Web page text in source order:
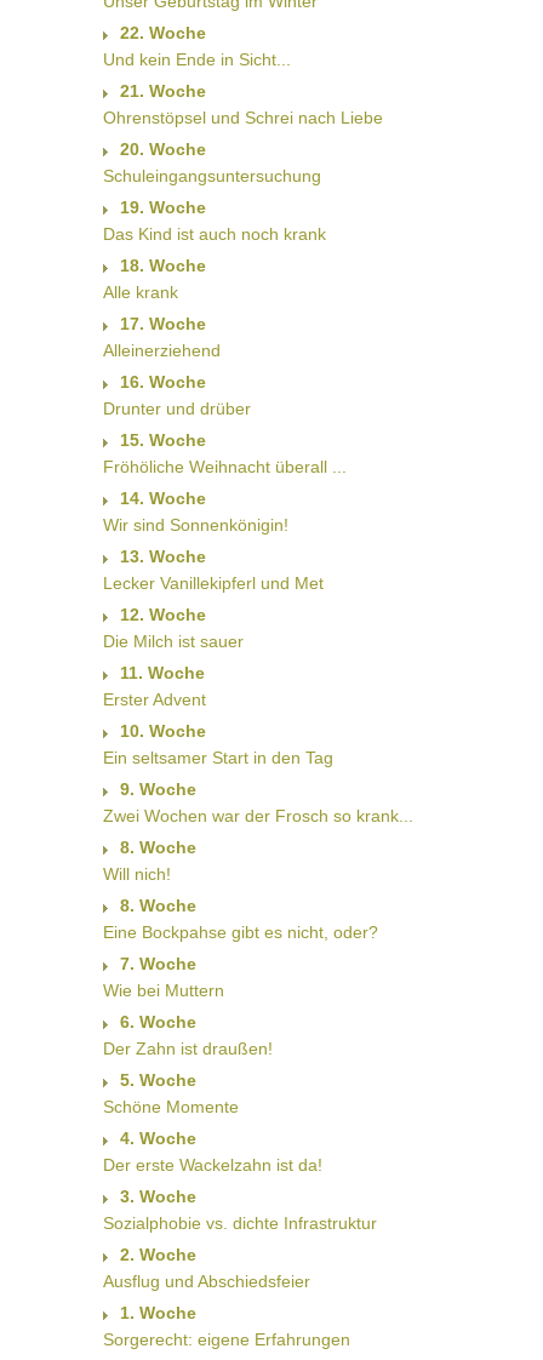
22. Woche
Und kein Ende in Sicht...
21. Woche
Ohrenstöpsel und Schrei nach Liebe
20. Woche
Schuleingangsuntersuchung
19. Woche
Das Kind ist auch noch krank
18. Woche
Alle krank
17. Woche
Alleinerziehend
16. Woche
Drunter und drüber
15. Woche
Fröhöliche Weihnacht überall ...
14. Woche
Wir sind Sonnenkönigin!
13. Woche
Lecker Vanillekipferl und Met
12. Woche
Die Milch ist sauer
11. Woche
Erster Advent
10. Woche
Ein seltsamer Start in den Tag
9. Woche
Zwei Wochen war der Frosch so krank...
8. Woche
Will nich!
8. Woche
Eine Bockpahse gibt es nicht, oder?
7. Woche
Wie bei Muttern
6. Woche
Der Zahn ist draußen!
5. Woche
Schöne Momente
4. Woche
Der erste Wackelzahn ist da!
3. Woche
Sozialphobie vs. dichte Infrastruktur
2. Woche
Ausflug und Abschiedsfeier
1. Woche
Sorgerecht: eigene Erfahrungen